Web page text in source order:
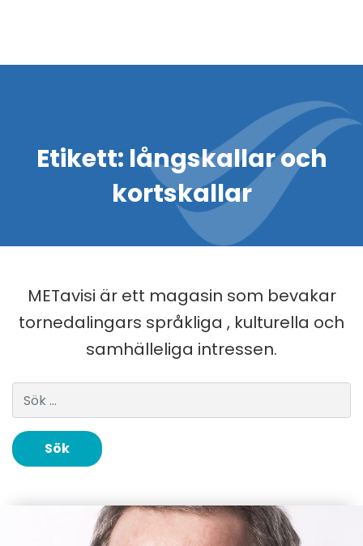
Etikett: långskallar och
kortskallar
METavisi är ett magasin som bevakar
tornedalingars språkliga , kulturella och
samhälleliga intressen.
Sök efter: